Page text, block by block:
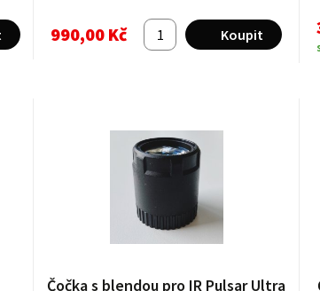
990,00 Kč
Čočka s blendou pro IR Pulsar Ultra